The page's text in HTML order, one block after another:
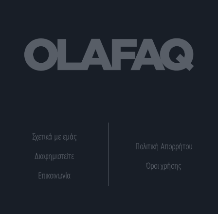
Σχετικά με εμάς
Διαφημιστείτε
Επικοινωνία
Πολιτική Απορρήτου
Όροι χρήσης